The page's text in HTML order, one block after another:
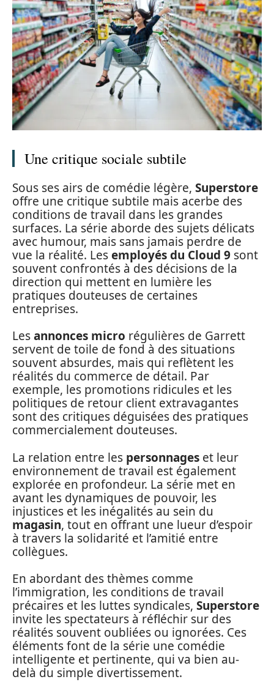
Une critique sociale subtile
Sous ses airs de comédie légère, Superstore
offre une critique subtile mais acerbe des
conditions de travail dans les grandes
surfaces. La série aborde des sujets délicats
avec humour, mais sans jamais perdre de
vue la réalité. Lesemployés du Cloud 9 sont
souvent confrontés à des décisions de la
direction qui mettent en lumière les
pratiques douteuses de certaines
entreprises.
Lesannonces micro régulières de Garrett
servent de toile de fond à des situations
souvent absurdes, mais qui reflètent les
réalités du commerce de détail. Par
exemple, les promotions ridicules et les
politiques de retour client extravagantes
sont des critiques déguisées des pratiques
commercialement douteuses.
La relation entre les personnages et leur
environnement de travail est également
explorée en profondeur. La série met en
avant les dynamiques de pouvoir, les
injustices et les inégalités au sein du
magasin, tout en offrant une lueur d’espoir
à travers la solidarité et l’amitié entre
collègues.
En abordant des thèmes comme
l’immigration, les conditions de travail
précaires et les luttes syndicales, Superstore
invite les spectateurs à réfléchir sur des
réalités souvent oubliées ou ignorées. Ces
éléments font de la série une comédie
intelligente et pertinente, qui va bien au-
delà du simple divertissement.